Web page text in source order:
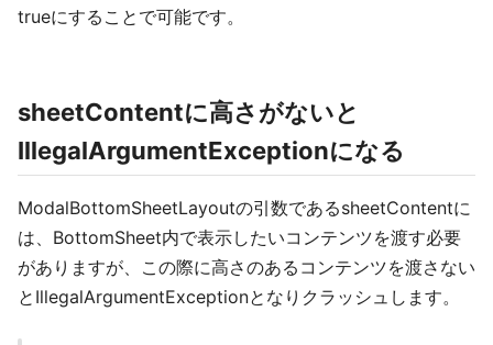
trueにすることで可能です。
sheetContentに高さがないと
IllegalArgumentExceptionになる
ModalBottomSheetLayoutの引数であるsheetContentに
は、BottomSheet内で表示したいコンテンツを渡す必要
がありますが、この際に高さのあるコンテンツを渡さない
とIllegalArgumentExceptionとなりクラッシュします。